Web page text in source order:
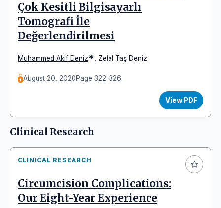
Çok Kesitli Bilgisayarlı
Tomografi İle
Değerlendirilmesi
Muhammed Akif Deniz* Zelal Taş Deniz
August 20, 2020Page 322-326
View PDF
Clinical Research
CLINICAL RESEARCH
Circumcision Complications:
Our Eight-Year Experience